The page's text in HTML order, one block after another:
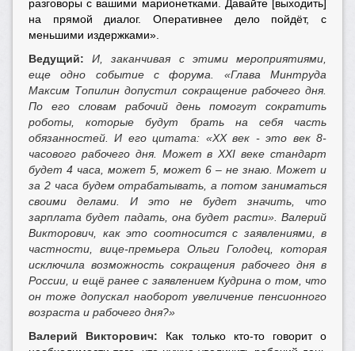
разговоры с вашими марионетками. Давайте [выходить]
на прямой диалог. Оперативнее дело пойдёт, с
меньшими издержками».
Ведущий:И, заканчивая с этими мероприятиями,
еще одно событие с форума. «Глава Минтруда
Максим Топилин допустил сокращение рабочего дня.
По его словам рабочий день помогут сократить
роботы, которые будут брать на себя часть
обязанностей. И его цитата: «ХХ век - это век 8-
часового рабочего дня. Может в ХХI веке стандарт
будет 4 часа, может 5, может 6 – не знаю. Может и
за 2 часа будем отрабатывать, а потом заниматься
своими делами. И это не будет значить, что
зарплата будет падать, она будет расти». Валерий
Викторович, как это соотносится с заявлениями, в
частности, вице-премьера Ольги Голодец, которая
исключила возможность сокращения рабочего дня в
России, и ещё ранее с заявлением Кудрина о том, что
он тоже допускал наоборот увеличение пенсионного
возраста и рабочего дня?»
Валерий Викторович: Как только кто-то говорит о